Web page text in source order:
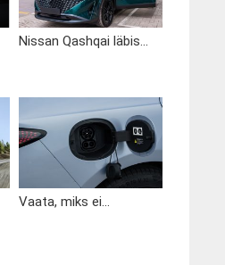
Nissan Qashqai läbis...
Vaata, miks ei...